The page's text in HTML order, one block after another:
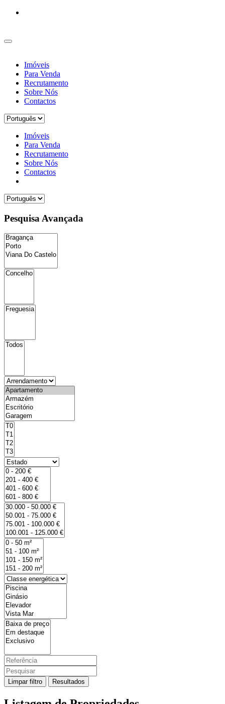
Imóveis
Para Venda
Recrutamento
Sobre Nós
Contactos
Imóveis
Para Venda
Recrutamento
Sobre Nós
Contactos
Pesquisa Avançada
Limpar filtro Resultados